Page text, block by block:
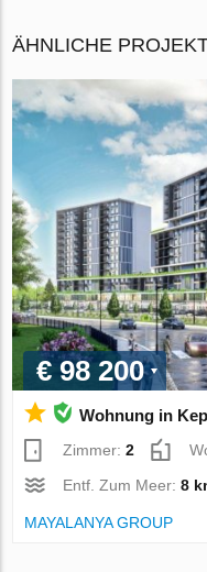
ÄHNLICHE
€ 98 200
Wohnung in
Zimmer:2
Entf. Zum Meer:8
MAYALANYA GROUP